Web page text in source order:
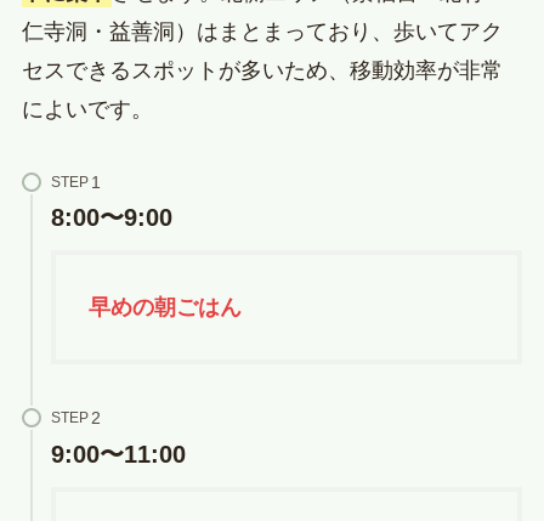
仁寺洞・益善洞）はまとまっており、歩いてアク
セスできるスポットが多いため、移動効率が非常
によいです。
STEP
8:00〜9:00
早めの朝ごはん
STEP
9:00〜11:00